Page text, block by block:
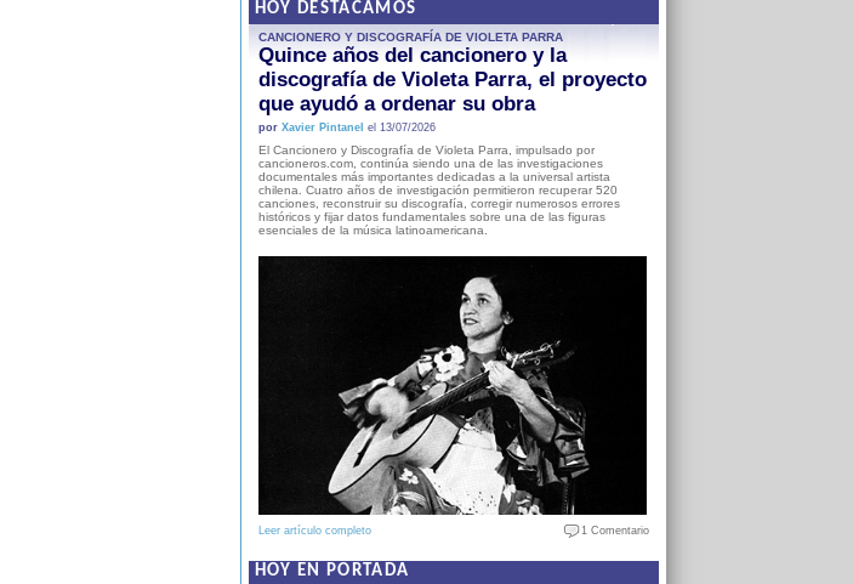
HOY DESTACAMOS
CANCIONERO Y DISCOGRAFÍA DE VIOLETA PARRA
Quince años del cancionero y la
discografía de Violeta Parra, el proyecto
que ayudó a ordenar su obra
por Xavier Pintanel el 13/07/2026
El Cancionero y Discografía de Violeta Parra, impulsado por
cancioneros.com, continúa siendo una de las investigaciones
documentales más importantes dedicadas a la universal artista
chilena. Cuatro años de investigación permitieron recuperar 520
canciones, reconstruir su discografía, corregir numerosos errores
históricos y fijar datos fundamentales sobre una de las figuras
esenciales de la música latinoamericana.
Leer artículo completo 1 Comentario
HOY EN PORTADA